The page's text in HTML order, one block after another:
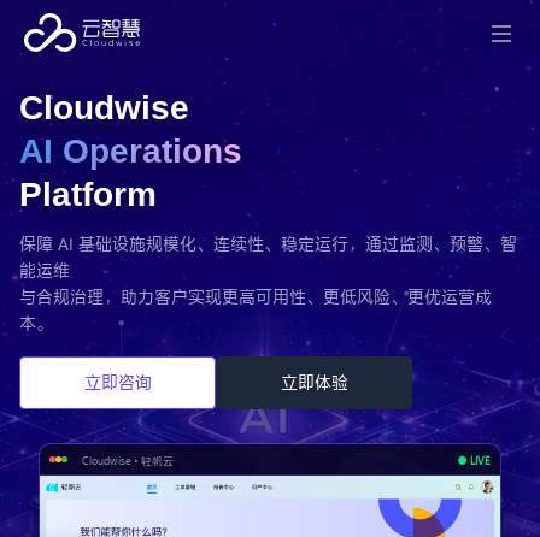
Cloudwise
AI Operations
Platform
保障 AI 基础设施规模化、连续性、稳定运行，通过监测、预警、智
能运维
与合规治理，助力客户实现更高可用性、更低风险、更优运营成
本。
立即咨询 立即体验
Cloudwise • 轻帆云 ● LIVE